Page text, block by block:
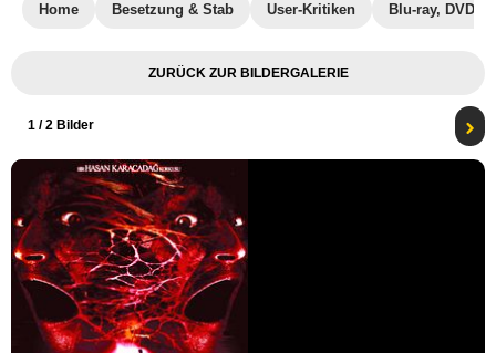
Home Besetzung & Stab User-Kritiken Blu-ray, DVD
ZURÜCK ZUR BILDERGALERIE
1 / 2 Bilder